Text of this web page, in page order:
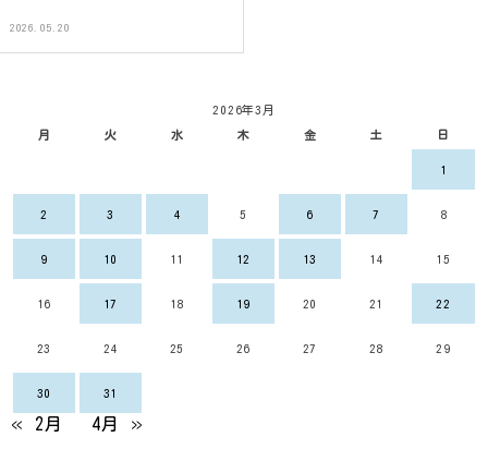
2026.05.20
2026年3月
月 火 水 木 金 土 日
1
2 3 4 5 6 7 8
9 10 11 12 13 14 15
16 17 18 19 20 21 22
23 24 25 26 27 28 29
30 31
« 2月 4月 »